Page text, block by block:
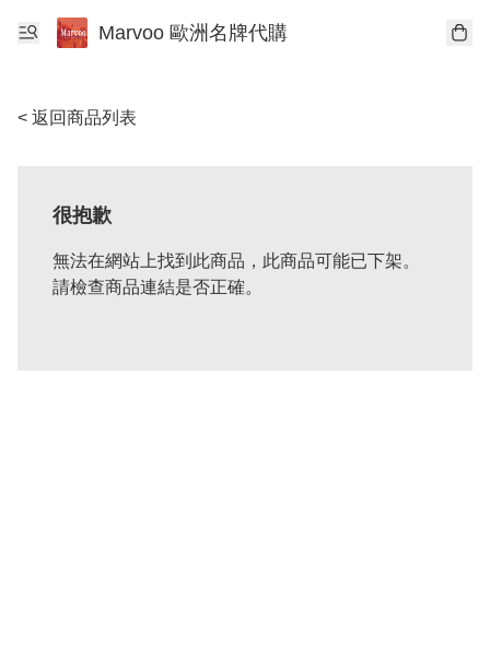
Marvoo 歐洲名牌代購
< 返回商品列表
很抱歉
無法在網站上找到此商品，此商品可能已下架。
請檢查商品連結是否正確。